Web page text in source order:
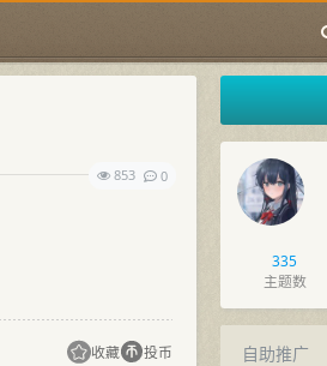
853
0
收藏 投币
335
主题数
自助推广